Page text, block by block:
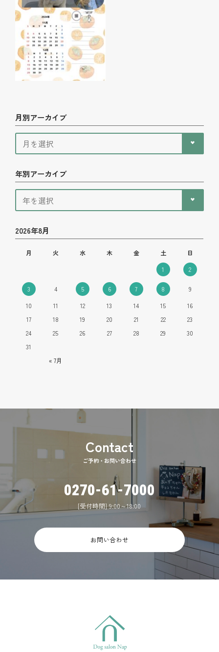
月別アーカイブ
年別アーカイブ
2026年8月
月 火 水 木 金 土 日
« 7月
1 2
3 4 5 6 7 8
9
10
11 12 13 14 15
16
17
18 19 20 21 22
23
24
25 26 27 28 29
30
31
ご予約・お問い合わせ
0270-61-7000
[受付時間] 9:00～18:00
お問い合わせ